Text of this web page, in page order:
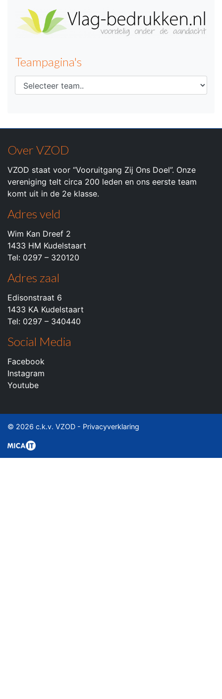
Teampagina's
Over VZOD
VZOD staat voor “Vooruitgang Zij Ons Doel”. Onze
vereniging telt circa 200 leden en ons eerste team
komt uit in de 2e klasse.
Adres veld
Wim Kan Dreef 2
1433 HM Kudelstaart
Tel: 0297 – 320120
Adres zaal
Edisonstraat 6
1433 KA Kudelstaart
Tel: 0297 – 340440
Social Media
Facebook
Instagram
Youtube
© 2026 c.k.v. VZOD - Privacyverklaring